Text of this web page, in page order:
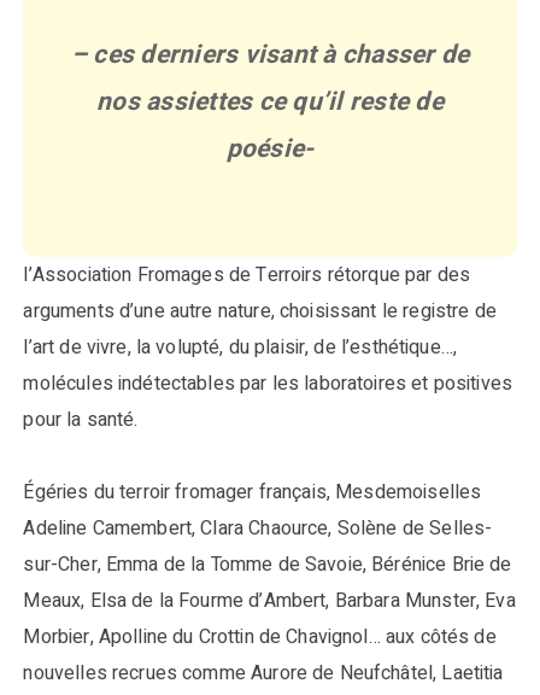
– ces derniers visant à chasser de
nos assiettes ce qu’il reste de
poésie-
l’Association Fromages de Terroirs rétorque par des
arguments d’une autre nature, choisissant le registre de
l’art de vivre, la volupté, du plaisir, de l’esthétique…,
molécules indétectables par les laboratoires et positives
pour la santé.
Égéries du terroir fromager français, Mesdemoiselles
Adeline Camembert, Clara Chaource, Solène de Selles-
sur-Cher, Emma de la Tomme de Savoie, Bérénice Brie de
Meaux, Elsa de la Fourme d’Ambert, Barbara Munster, Eva
Morbier, Apolline du Crottin de Chavignol… aux côtés de
nouvelles recrues comme Aurore de Neufchâtel, Laetitia